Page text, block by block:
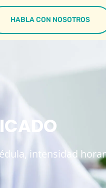
HABLA CON NOSOTROS
intensidad